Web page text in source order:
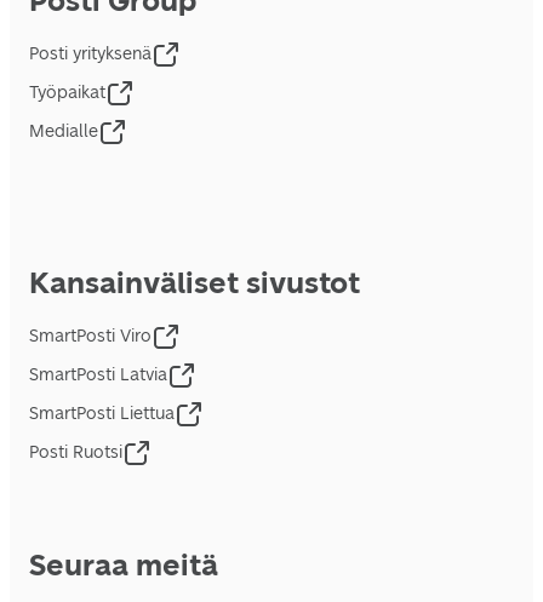
Posti yrityksenä
Työpaikat
Medialle
Kansainväliset sivustot
SmartPosti Viro
SmartPosti Latvia
SmartPosti Liettua
Posti Ruotsi
Seuraa meitä